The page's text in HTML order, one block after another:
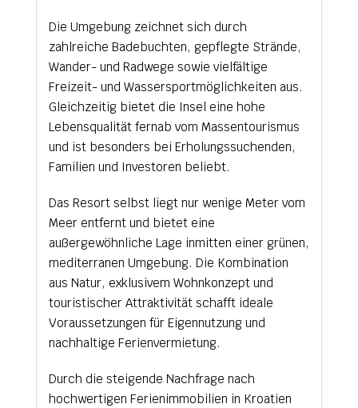
Die Umgebung zeichnet sich durch
zahlreiche Badebuchten, gepflegte Strände,
Wander- und Radwege sowie vielfältige
Freizeit- und Wassersportmöglichkeiten aus.
Gleichzeitig bietet die Insel eine hohe
Lebensqualität fernab vom Massentourismus
und ist besonders bei Erholungssuchenden,
Familien und Investoren beliebt.
Das Resort selbst liegt nur wenige Meter vom
Meer entfernt und bietet eine
außergewöhnliche Lage inmitten einer grünen,
mediterranen Umgebung. Die Kombination
aus Natur, exklusivem Wohnkonzept und
touristischer Attraktivität schafft ideale
Voraussetzungen für Eigennutzung und
nachhaltige Ferienvermietung.
Durch die steigende Nachfrage nach
hochwertigen Ferienimmobilien in Kroatien